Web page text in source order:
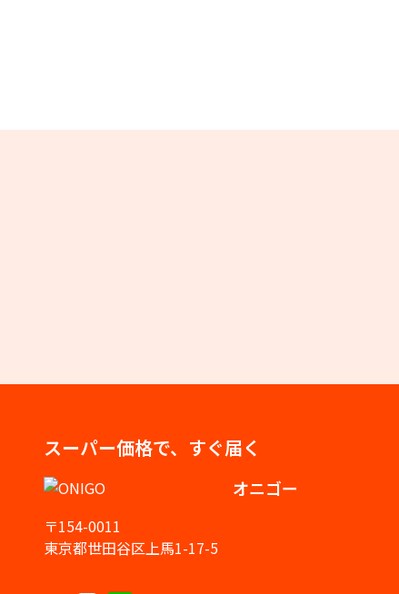
スーパー価格で、すぐ届く
オニゴー
〒154-0011
東京都世田谷区上馬1-17-5